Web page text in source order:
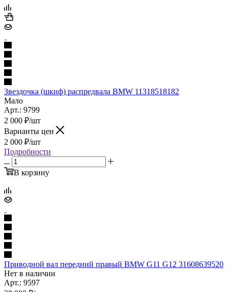
Звездочка (шкиф) распредвала BMW 11318518182
Мало
Арт.: 9799
2 000 ₽/шт
Варианты цен
2 000 ₽/шт
Подробности
В корзину
Приводной вал передний правый BMW G11 G12 31608639520
Нет в наличии
Арт.: 9597